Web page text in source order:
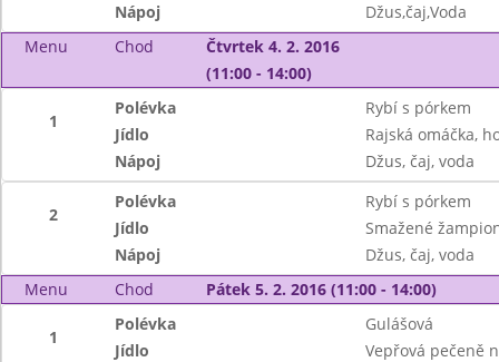
Nápoj
Džus,čaj,Voda
Menu
Chod
Čtvrtek 4. 2. 2016
(11:00 - 14:00)
1
Polévka
Rybí s pórkem
Jídlo
Rajská omáčka,
Nápoj
Džus, čaj, voda
2
Polévka
Rybí s pórkem
Jídlo
Smažené
Nápoj
Džus, čaj, voda
Menu
Chod Pátek 5. 2. 2016 (11:00 - 14:00)
1
Polévka
Gulášová
Jídlo
Vepřová pečeně